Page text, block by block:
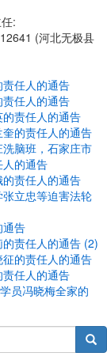
:
(河北无极县
任人的通告
任人的通告
责任人的通告
的责任人的通告
脑班，石家庄市
的通告
责任人的通告
立忠等迫害法轮
通告
责任人的通告 (2)
的责任人的通告
任人的通告
员冯晓梅全家的
搜索